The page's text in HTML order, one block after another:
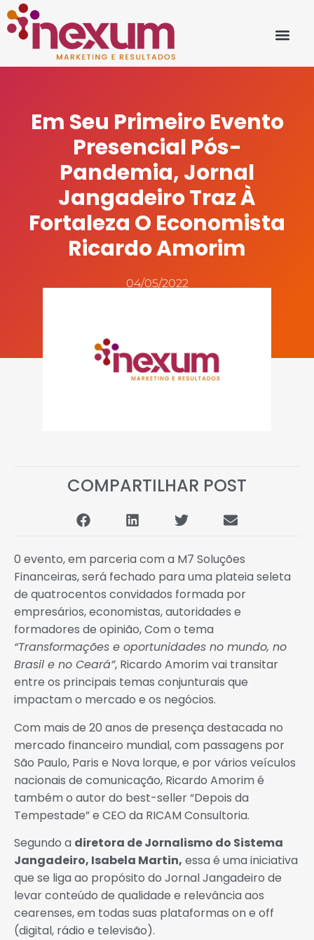
Em Seu Primeiro Evento
Presencial Pós-
Pandemia, Jornal
Jangadeiro Traz À
Fortaleza O Economista
Ricardo Amorim
04/05/2022
COMPARTILHAR POST
0 evento, em parceria com a M7 Soluções
Financeiras, será fechado para uma plateia seleta
de quatrocentos convidados formada por
empresários, economistas, autoridades e
formadores de opinião, Com o tema
“Transformações e oportunidades no mundo, no
Brasil e no Ceará”, Ricardo Amorim vai transitar
entre os principais temas conjunturais que
impactam o mercado e os negócios.
Com mais de 20 anos de presença destacada no
mercado financeiro mundial, com passagens por
São Paulo, Paris e Nova lorque, e por vários veículos
nacionais de comunicação, Ricardo Amorim é
também o autor do best-seller “Depois da
Tempestade” e CEO da RICAM Consultoria.
Segundo a diretora de Jornalismo do Sistema
Jangadeiro, Isabela Martin, essa é uma iniciativa
que se liga ao propósito do Jornal Jangadeiro de
levar conteúdo de qualidade e relevância aos
cearenses, em todas suas plataformas on e off
(digital, rádio e televisão).